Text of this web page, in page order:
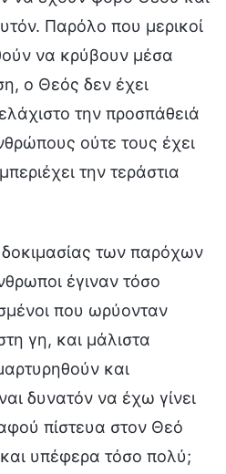
Παρόλο που μερικοί
να κρύβουν μέσα
ο Θεός δεν έχει
την προσπάθειά
ούτε τους έχει
την τεράστια
δοκιμασίας των παρόχων
έγιναν τόσο
που ωρύονταν
γη, και μάλιστα
και
δυνατόν να έχω γίνει
πίστευα στον Θεό
υπέφερα τόσο πολύ;